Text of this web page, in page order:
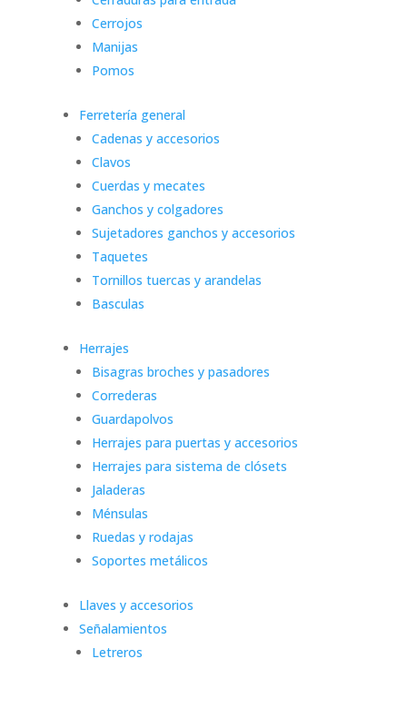
Cerrojos
Manijas
Pomos
Ferretería general
Cadenas y accesorios
Clavos
Cuerdas y mecates
Ganchos y colgadores
Sujetadores ganchos y accesorios
Taquetes
Tornillos tuercas y arandelas
Basculas
Herrajes
Bisagras broches y pasadores
Correderas
Guardapolvos
Herrajes para puertas y accesorios
Herrajes para sistema de clósets
Jaladeras
Ménsulas
Ruedas y rodajas
Soportes metálicos
Llaves y accesorios
Señalamientos
Letreros